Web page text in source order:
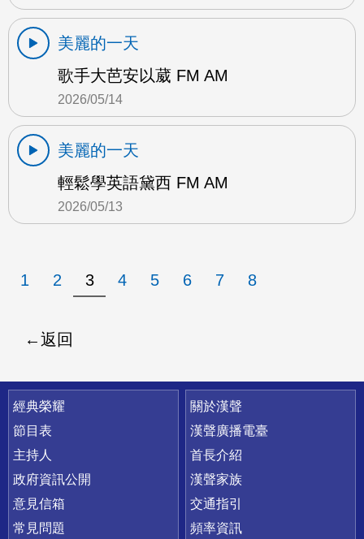
美麗的一天
歌手大芭安以葳 FM AM
2026/05/14
美麗的一天
輕鬆學英語黛西 FM AM
2026/05/13
1 2 3 4 5 6 7 8
返回
快速連結
經典榮耀
節目表
主持人
政府資訊公開
意見信箱
常見問題
關於漢聲
漢聲廣播電臺
首長介紹
漢聲家族
交通指引
頻率資訊